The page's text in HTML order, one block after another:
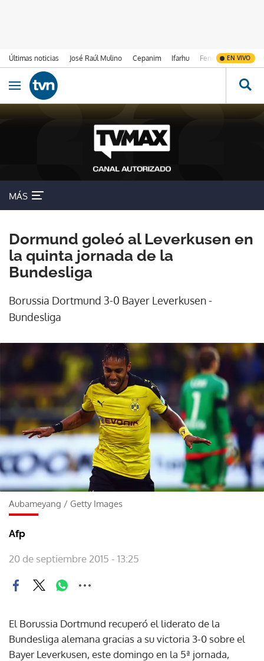
Últimas noticias José Raúl Mulino Cepanim Ifarhu Fenómeno de El
EN VIVO
Ir al contenido
Obrir navegació
MÁS
Dormund goleó al Leverkusen en
la quinta jornada de la
Bundesliga
Borussia Dortmund 3-0 Bayer Leverkusen -
Bundesliga
Aubameyang / Getty Images
Afp
20 de septiembre 2015 - 13:25
El Borussia Dortmund recuperó el liderato de la
Bundesliga alemana gracias a su victoria 3-0 sobre el
Bayer Leverkusen, este domingo en la 5ª jornada,